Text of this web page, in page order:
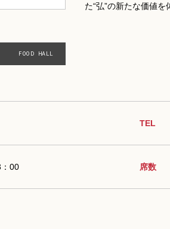
FOOD HALL
た“弘”の新たな価値を
TEL
00 席数